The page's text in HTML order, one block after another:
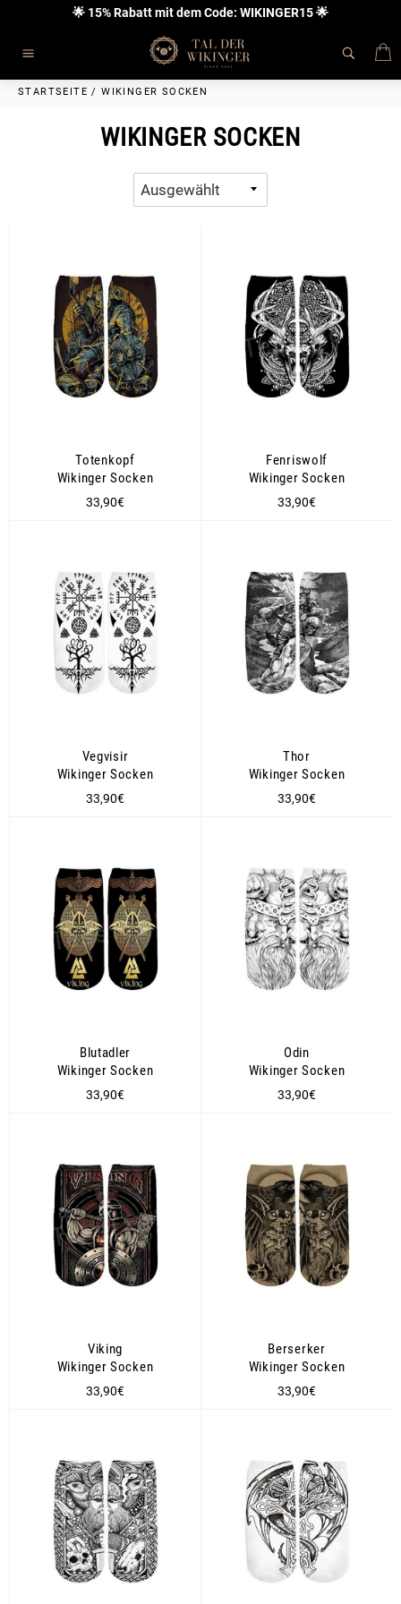
Inhalt
🌟 15% Rabatt mit dem Code: WIKINGER15 🌟
STARTSEITE / WIKINGER SOCKEN
WIKINGER SOCKEN
Totenkopf
Wikinger Socken
Normaler
33,90€
Fenriswolf
Wikinger Socken
Normaler
33,90€
Vegvisir
Wikinger Socken
Normaler
33,90€
Thor
Wikinger Socken
Normaler
33,90€
Blutadler
Wikinger Socken
Normaler
33,90€
Odin
Wikinger Socken
Normaler
33,90€
Viking
Wikinger Socken
Normaler
33,90€
Berserker
Wikinger Socken
Normaler
33,90€